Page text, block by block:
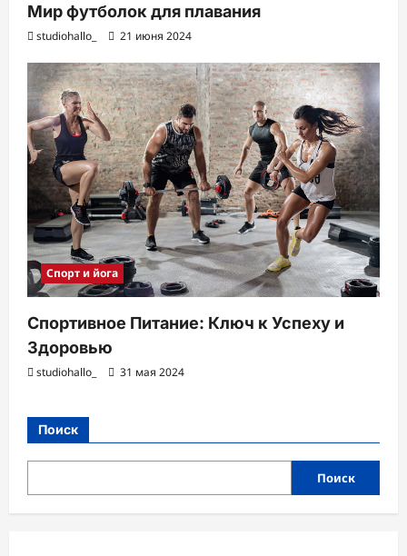
Мир футболок для плавания
studiohallo_ 21 июня 2024
Спорт и йога
Спортивное Питание: Ключ к Успеху и
Здоровью
studiohallo_ 31 мая 2024
Поиск
Поиск